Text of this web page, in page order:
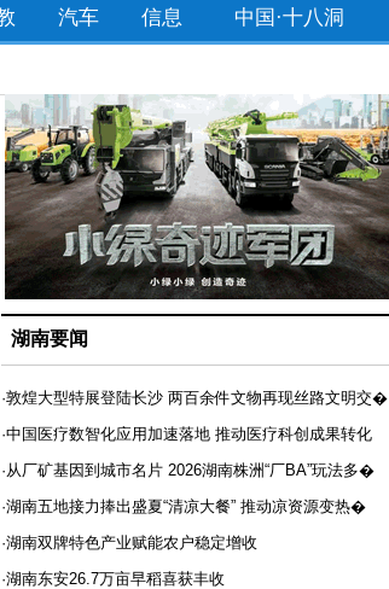
湖南要闻
·敦煌大型特展登陆长沙 两百余件文物再现丝路文明交�
·中国医疗数智化应用加速落地 推动医疗科创成果转化
·从厂矿基因到城市名片 2026湖南株洲“厂BA”玩法多�
·湖南五地接力捧出盛夏“清凉大餐” 推动凉资源变热�
·湖南双牌特色产业赋能农户稳定增收
·湖南东安26.7万亩早稻喜获丰收